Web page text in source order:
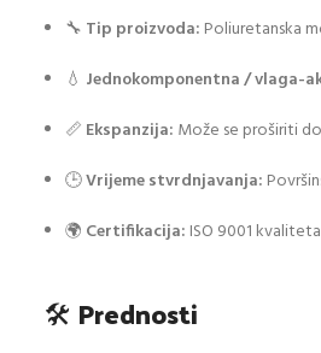
🔧 Tip proizvoda: Poliuretanska
💧 Jednokomponentna / vlaga-
📏 Ekspanzija: Može se proširiti
🕒Vrijeme stvrdnjavanja:
🌍 Certifikacija: ISO 9001
🛠️ Prednosti